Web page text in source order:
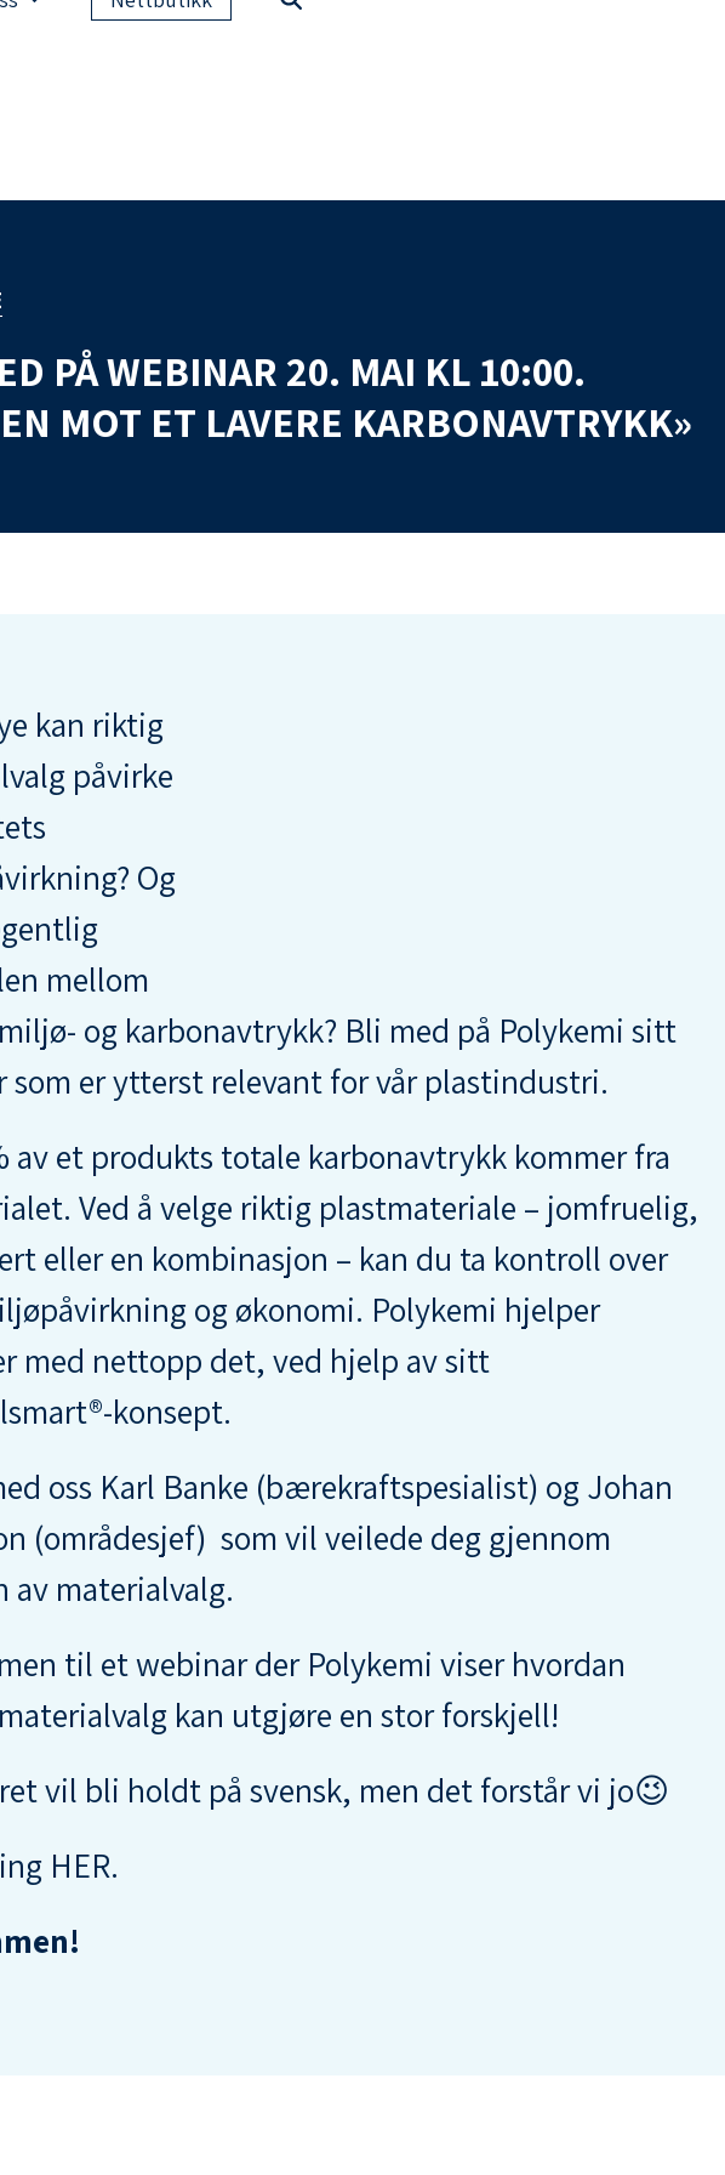
PÅ WEBINAR 20. MAI KL 10:00.
MOT ET LAVERE KARBONAVTRYKK»
kan riktig
påvirke
Og
mellom
og karbonavtrykk? Bli med på Polykemi sitt
som er ytterst relevant for vår plastindustri.
av et produkts totale karbonavtrykk kommer fra
Ved å velge riktig plastmateriale – jomfruelig,
eller en kombinasjon – kan du ta kontroll over
og økonomi. Polykemi hjelper
med nettopp det, ved hjelp av sitt
konsept.
oss Karl Banke (bærekraftspesialist) og Johan
(områdesjef) som vil veilede deg gjennom
av materialvalg.
til et webinar der Polykemi viser hvordan
kan utgjøre en stor forskjell!
vil bli holdt på svensk, men det forstår vi jo😉
HER.